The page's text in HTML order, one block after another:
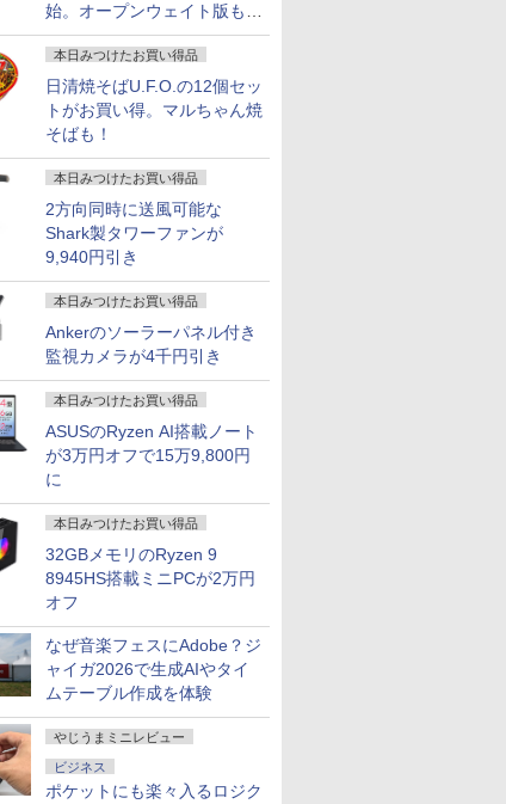
始。オープンウェイト版も計
画
本日みつけたお買い得品
日清焼そばU.F.O.の12個セッ
トがお買い得。マルちゃん焼
そばも！
本日みつけたお買い得品
2方向同時に送風可能な
Shark製タワーファンが
9,940円引き
本日みつけたお買い得品
Ankerのソーラーパネル付き
監視カメラが4千円引き
本日みつけたお買い得品
ASUSのRyzen AI搭載ノート
が3万円オフで15万9,800円
に
本日みつけたお買い得品
32GBメモリのRyzen 9
8945HS搭載ミニPCが2万円
オフ
なぜ音楽フェスにAdobe？ジ
ャイガ2026で生成AIやタイ
ムテーブル作成を体験
やじうまミニレビュー
ビジネス
ポケットにも楽々入るロジク